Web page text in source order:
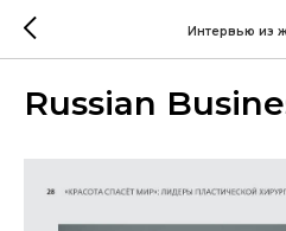
Интервью из
Russian